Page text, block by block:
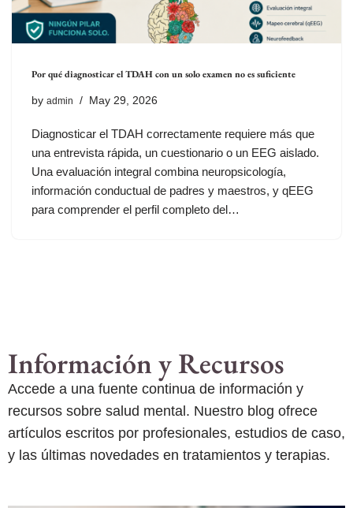
Por qué diagnosticar el TDAH con un solo examen no es suficiente
by admin May 29, 2026
Diagnosticar el TDAH correctamente requiere más que
una entrevista rápida, un cuestionario o un EEG aislado.
Una evaluación integral combina neuropsicología,
información conductual de padres y maestros, y qEEG
para comprender el perfil completo del…
Información y Recursos
Accede a una fuente continua de información y
recursos sobre salud mental. Nuestro blog ofrece
artículos escritos por profesionales, estudios de caso,
y las últimas novedades en tratamientos y terapias.